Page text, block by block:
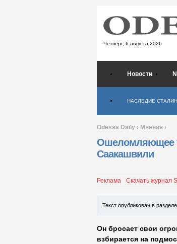
Четверг, 6 августа 2026
Новости
НАСЛЕДИЕ
Odessa Daily › Мнения ›
Ошеломляющее
Саакашвили
Реклама Скачать журнал
Текст опубликован в
Он бросает свои
взбирается на